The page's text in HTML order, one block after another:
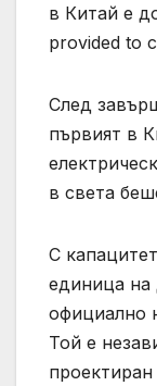
в Китай е
provided to
След
първият в
в света
С
единица на
официално
Той е